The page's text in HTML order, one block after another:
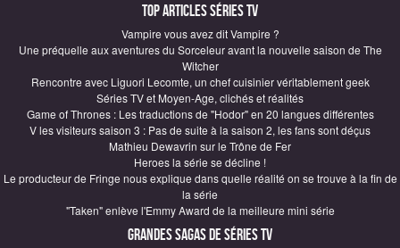
Top articles Séries TV
Vampire vous avez dit Vampire ?
Une préquelle aux aventures du Sorceleur avant la nouvelle saison de The
Witcher
Rencontre avec Liguori Lecomte, un chef cuisinier véritablement geek
Séries TV et Moyen-Age, clichés et réalités
Game of Thrones : Les traductions de "Hodor" en 20 langues différentes
V les visiteurs saison 3 : Pas de suite à la saison 2, les fans sont déçus
Mathieu Dewavrin sur le Trône de Fer
Heroes la série se décline !
Le producteur de Fringe nous explique dans quelle réalité on se trouve à la fin de
la série
"Taken" enlève l'Emmy Award de la meilleure mini série
Grandes sagas de Séries TV